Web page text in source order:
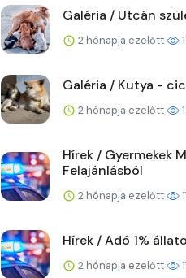
Galéria / Utcán
2 hónapja ezelőtt
Galéria / Kutya -
2 hónapja ezelőtt
Hírek / Gyermekek
Felajánlásból
2 hónapja ezelőtt
Hírek / Adó 1%
2 hónapja ezelőtt